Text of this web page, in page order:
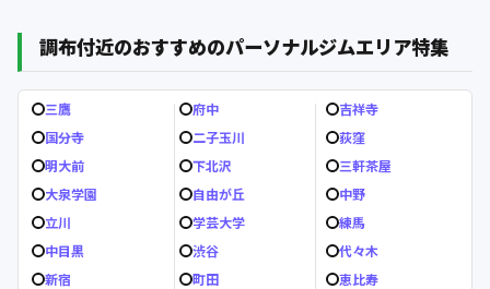
調布付近のおすすめのパーソナルジムエリア特集
三鷹 府中
吉祥寺
国分寺
二子玉川
荻窪
明大前
下北沢
三軒茶屋
大泉学園
自由が丘
中野
立川
学芸大学
練馬
中目黒
渋谷
代々木
新宿
町田
恵比寿